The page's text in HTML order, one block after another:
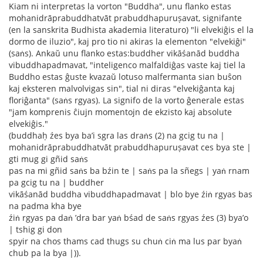
Kiam ni interpretas la vorton "Buddha", unu flanko estas
mohanidrāprabuddhatvāt prabuddhapuruṣavat, signifante
(en la sanskrita Budhista akademia literaturo) "li elvekiĝis el la
dormo de iluzio", kaj pro tio ni akiras la elementon "elvekiĝi"
(saṅs). Ankaŭ unu flanko estas:buddher vikāśanād buddha
vibuddhapadmavat, "inteligenco malfaldiĝas vaste kaj tiel la
Buddho estas ĝuste kvazaŭ lotuso malfermanta sian buŝon
kaj eksteren malvolvigas sin", tial ni diras "elvekiĝanta kaj
floriĝanta" (saṅs rgyas). La signifo de la vorto ĝenerale estas
"jam komprenis ĉiujn momentojn de ekzisto kaj absolute
elvekiĝis."
(buddhaḥ źes bya ba’i sgra las draṅs (2) na gcig tu na |
mohanidrāprabuddhatvāt prabuddhapuruṣavat ces bya ste |
gti mug gi gñid saṅs
pas na mi gñid saṅs ba bźin te | saṅs pa la sñegs | yaṅ rnam
pa gcig tu na | buddher
vikāśanād buddha vibuddhapadmavat | blo bye źiṅ rgyas bas
na padma kha bye
źiṅ rgyas pa daṅ ’dra bar yaṅ bśad de saṅs rgyas źes (3) bya’o
| tshig gi don
spyir na chos thams cad thugs su chuṅ ciṅ ma lus par byaṅ
chub pa la bya |)).